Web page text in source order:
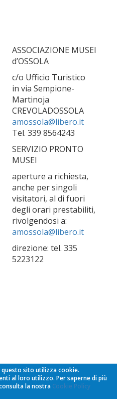
ASSOCIAZIONE MUSEI
d’OSSOLA
c/o Ufficio Turistico
in via Sempione-
Martinoja
CREVOLADOSSOLA
amossola@libero.it
Tel. 339 8564243
SERVIZIO PRONTO
MUSEI
aperture a richiesta,
anche per singoli
visitatori, al di fuori
degli orari prestabiliti,
rivolgendosi a:
amossola@libero.it
direzione: tel. 335
5223122
sito utilizza cookie.
al loro utilizzo. Per saperne di più
la nostra Cookie Policy